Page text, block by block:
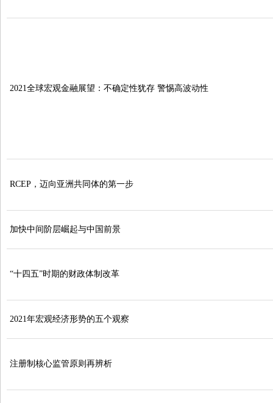
2021全球宏观金融展望：不确定性犹存 警惕高波动性
RCEP，迈向亚洲共同体的第一步
加快中间阶层崛起与中国前景
“十四五”时期的财政体制改革
2021年宏观经济形势的五个观察
注册制核心监管原则再辨析